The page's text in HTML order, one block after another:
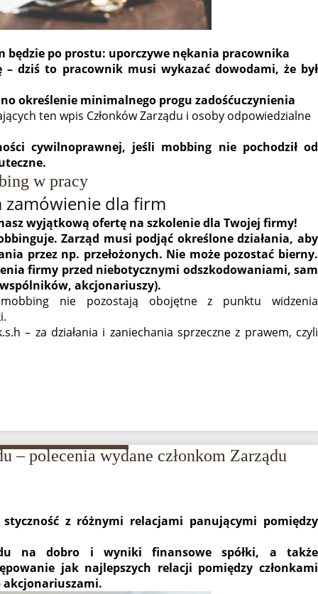
po prostu: uporczywe nękania pracownika
dziś to pracownik musi wykazać dowodami, że był
określenie minimalnego progu zadośćuczynienia
ten wpis Członków Zarządu i osoby odpowiedzialne
cywilnoprawnej, jeśli mobbing nie pochodził od
w pracy
zamówienie dla firm
wyjątkową ofertę na szkolenie dla Twojej firmy!
Zarząd musi podjąć określone działania, aby
przez np. przełożonych. Nie może pozostać bierny.
firmy przed niebotycznymi odszkodowaniami, sam
akcjonariuszy).
nie pozostają obojętne z punktu widzenia
– za działania i zaniechania sprzeczne z prawem, czyli
– polecenia wydane członkom Zarządu
z różnymi relacjami panującymi pomiędzy
na dobro i wyniki finansowe spółki, a także
jak najlepszych relacji pomiędzy członkami
akcjonariuszami.